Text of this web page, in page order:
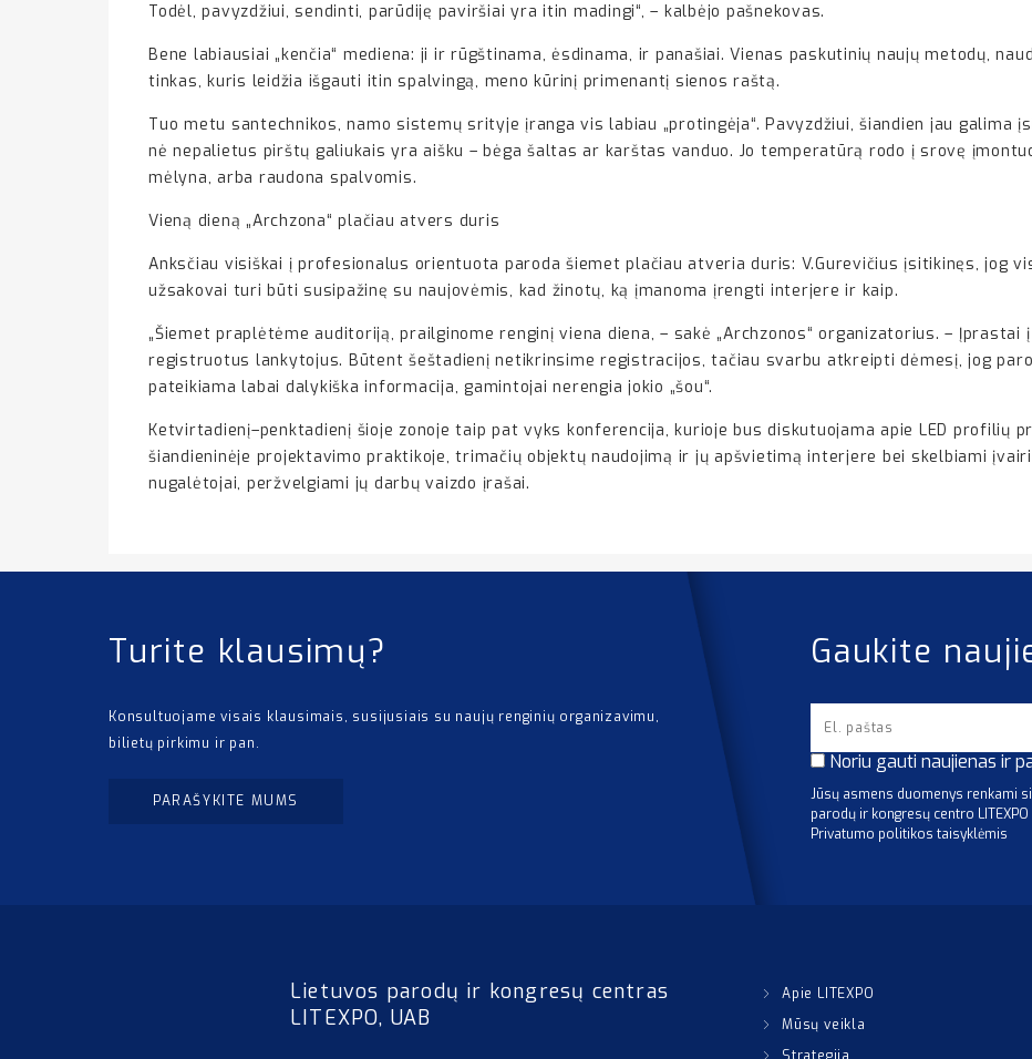
Todėl, pavyzdžiui, sendinti, parūdiję paviršiai yra itin madingi“, – kalbėjo pašnekovas.
Bene labiausiai „kenčia“ mediena: ji ir rūgštinama, ėsdinama, ir panašiai. Vienas paskutinių naujų metodų,
tinkas, kuris leidžia išgauti itin spalvingą, meno kūrinį primenantį sienos raštą.
Tuo metu santechnikos, namo sistemų srityje įranga vis labiau „protingėja“. Pavyzdžiui, šiandien jau galima
nė nepalietus pirštų galiukais yra aišku – bėga šaltas ar karštas vanduo. Jo temperatūrą rodo į srovę
mėlyna, arba raudona spalvomis.
Vieną dieną „Archzona“ plačiau atvers duris
Anksčiau visiškai į profesionalus orientuota paroda šiemet plačiau atveria duris: V.Gurevičius įsitikinęs, jog
užsakovai turi būti susipažinę su naujovėmis, kad žinotų, ką įmanoma įrengti interjere ir kaip.
„Šiemet praplėtėme auditoriją, prailginome renginį viena diena, – sakė „Archzonos“ organizatorius. –
registruotus lankytojus. Būtent šeštadienį netikrinsime registracijos, tačiau svarbu atkreipti dėmesį, jog
pateikiama labai dalykiška informacija, gamintojai nerengia jokio „šou“.
Ketvirtadienį–penktadienį šioje zonoje taip pat vyks konferencija, kurioje bus diskutuojama apie LED profilių
šiandieninėje projektavimo praktikoje, trimačių objektų naudojimą ir jų apšvietimą interjere bei skelbiami
nugalėtojai, peržvelgiami jų darbų vaizdo įrašai.
Turite klausimų?
Konsultuojame visais klausimais, susijusiais su naujų renginių organizavimu,
bilietų pirkimu ir pan.
PARAŠYKITE MUMS
Gaukite
Noriu gauti naujienas ir
Jūsų asmens duomenys renkami
parodų ir kongresų centro
Privatumo politikos taisyklėmis
Lietuvos parodų ir kongresų centras
LITEXPO, UAB
Apie LITEXPO
Mūsų veikla